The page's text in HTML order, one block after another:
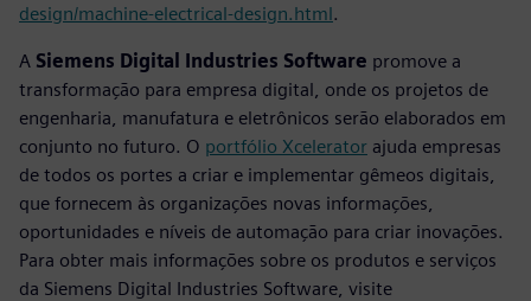
design/machine-electrical-design.html.
A Siemens Digital Industries Software promove a
transformação para empresa digital, onde os projetos de
engenharia, manufatura e eletrônicos serão elaborados em
conjunto no futuro. O portfólio Xcelerator ajuda empresas
de todos os portes a criar e implementar gêmeos digitais,
que fornecem às organizações novas informações,
oportunidades e níveis de automação para criar inovações.
Para obter mais informações sobre os produtos e serviços
da Siemens Digital Industries Software, visite